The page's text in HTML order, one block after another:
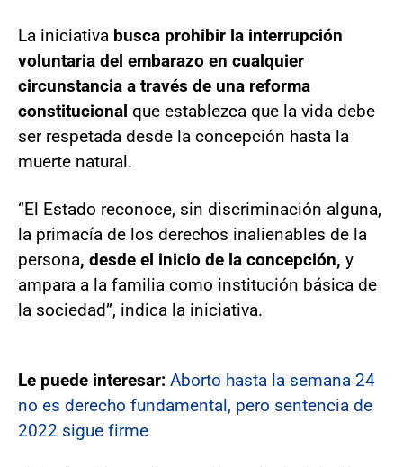
La iniciativa busca prohibir la interrupción
voluntaria del embarazo en cualquier
circunstancia a través de una reforma
constitucional que establezca que la vida debe
ser respetada desde la concepción hasta la
muerte natural.
“El Estado reconoce, sin discriminación alguna,
la primacía de los derechos inalienables de la
persona, desde el inicio de la concepción, y
ampara a la familia como institución básica de
la sociedad”, indica la iniciativa.
Le puede interesar: Aborto hasta la semana 24
no es derecho fundamental, pero sentencia de
2022 sigue firme